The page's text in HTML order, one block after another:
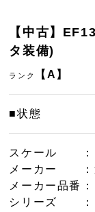
【中古】
タ装備)
ランク 【A】
■状態
スケール
メーカー
メーカー品番
：
シリーズ